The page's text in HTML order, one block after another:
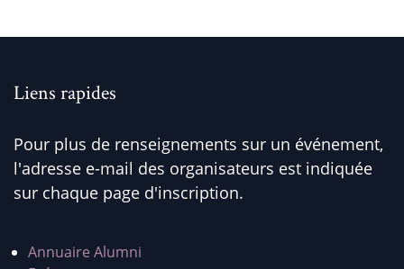
Liens rapides
Pour plus de renseignements sur un événement,
l'adresse e-mail des organisateurs est indiquée
sur chaque page d'inscription.
Annuaire Alumni